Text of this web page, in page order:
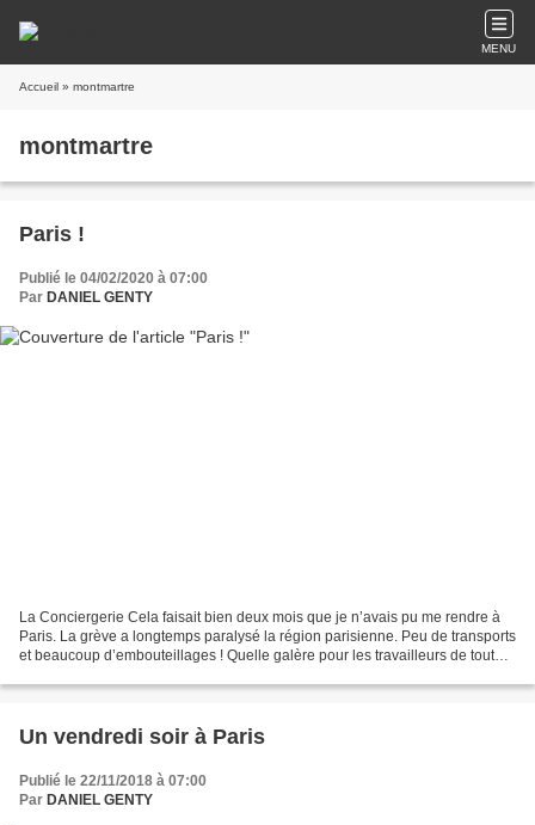
MENU
Accueil » montmartre
montmartre
Paris !
Publié le 04/02/2020 à 07:00
Par DANIEL GENTY
La Conciergerie Cela faisait bien deux mois que je n’avais pu me rendre à
Paris. La grève a longtemps paralysé la région parisienne. Peu de transports
et beaucoup d’embouteillages ! Quelle galère pour les travailleurs de tout
Un vendredi soir à Paris
Publié le 22/11/2018 à 07:00
Par DANIEL GENTY